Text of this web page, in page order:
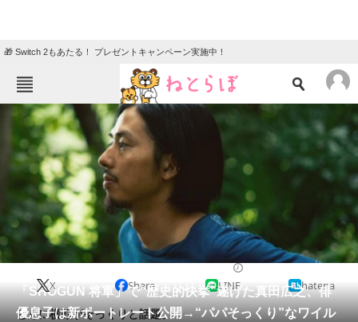
🎁 Switch 2もあたる！ プレゼントキャンペーン実施中！
ねとらぼメニュー
エンタメ
グルメ
住まい 教育・育児
リサーチ
会員記事
「SHOGUN 将軍」で“歴史的快挙”遂げた真田広之、俳
優息子は新ポートレート公開→“パパそっくり”なワイル
X Share LINE hatena
とくに横顔がそっくりと話題。